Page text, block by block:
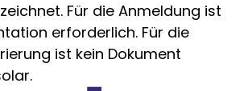
Für die Anmeldung ist
erforderlich. Für die
ist kein Dokument